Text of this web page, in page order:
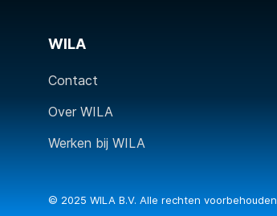
WILA
Contact
Over WILA
Werken bij WILA
© 2025 WILA B.V. Alle rechten voorbehouden